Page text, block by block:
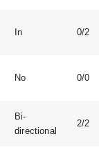
In 0/2
No 0/0
Bi-
directional
2/2